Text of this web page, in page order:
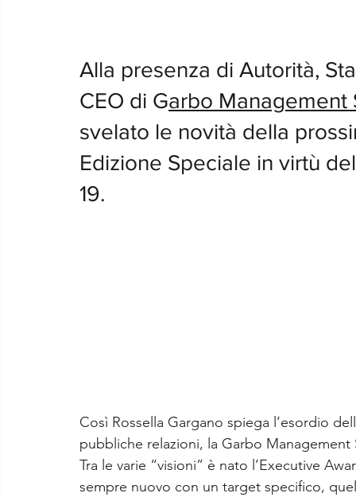
Alla presenza di Autorità,
CEO di Garbo Management
svelato le novità della
Edizione Speciale in virtù
19.
Così Rossella Gargano spiega l’esordio
pubbliche relazioni, la Garbo
Tra le varie “visioni” è nato l’Executive
sempre nuovo con un target specifico,